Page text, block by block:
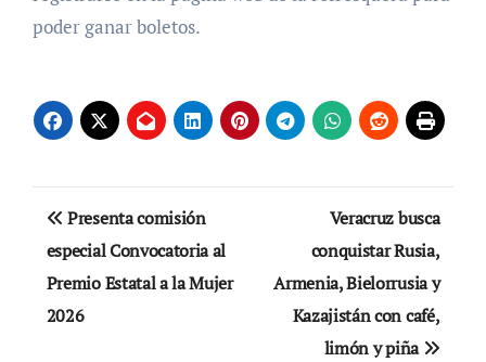
poder ganar boletos.
Navegación
de
entradas
Presenta comisión
especial Convocatoria al
Premio Estatal a la Mujer
2026
Veracruz busca
conquistar Rusia,
Armenia, Bielorrusia y
Kazajistán con café,
limón y piña